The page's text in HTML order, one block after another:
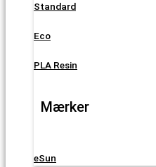
Standard
Eco
PLA Resin
Mærker
eSun